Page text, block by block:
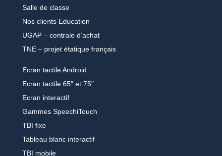
Salle de classe
Nos clients Education
UGAP – centrale d’achat
TNE – projet étatique français
Ecran tactile Android
Ecran tactile 65″ et 75″
Ecran interactif
Gammes SpeechiTouch
TBI fixe
Tableau blanc interactif
TBI mobile